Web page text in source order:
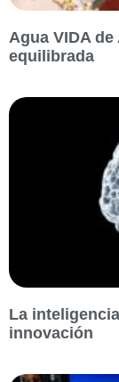
Agua VIDA
equilibrada
La
innovación